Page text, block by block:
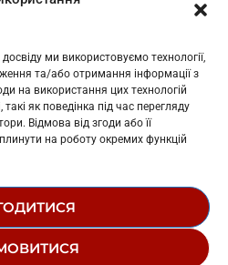
ми використовуємо технології,
та/або отримання інформації з
на використання цих технологій
як поведінка під час перегляду
Відмова від згоди або її
на роботу окремих функцій
ПОЛЮС»